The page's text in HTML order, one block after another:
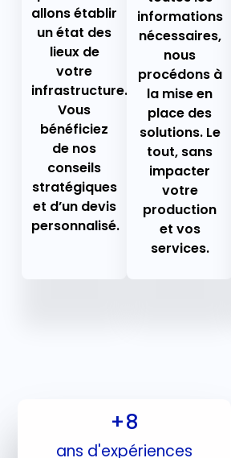
allons établir
un état des
lieux de
votre
infrastructure.
Vous
bénéficiez
de nos
conseils
stratégiques
et d’un devis
personnalisé.
informations
nécessaires,
nous
procédons à
la mise en
place des
solutions. Le
tout, sans
impacter
votre
production
et vos
services.
ans d'expériences
+8